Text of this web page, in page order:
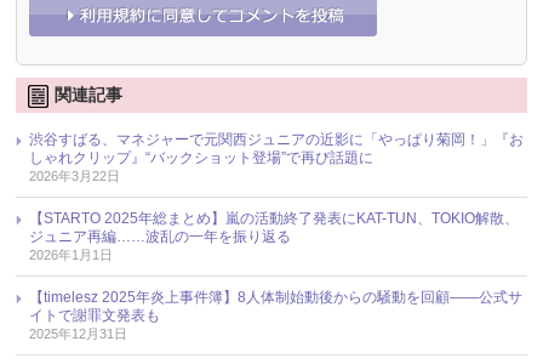
関連記事
渋谷すばる、マネジャーで元関西ジュニアの近影に「やっぱり菊岡！」『お
しゃれクリップ』“バックショット登場”で再び話題に
2026年3月22日
【STARTO 2025年総まとめ】嵐の活動終了発表にKAT-TUN、TOKIO解散、
ジュニア再編……波乱の一年を振り返る
2026年1月1日
【timelesz 2025年炎上事件簿】8人体制始動後からの騒動を回顧――公式サ
イトで謝罪文発表も
2025年12月31日